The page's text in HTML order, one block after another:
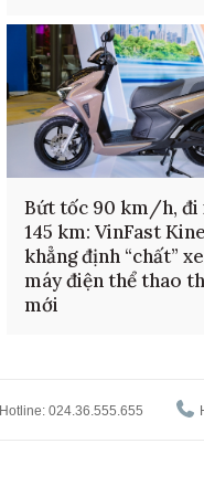
Bứt tốc 90 km/h, đi
145 km: VinFast
khẳng định “chất” xe
máy điện thể thao
mới
Hotline: 024.36.555.655